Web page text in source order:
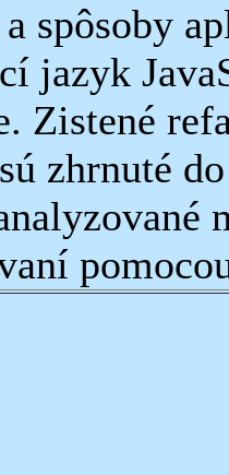
spôsoby
jazyk
Zistené
zhrnuté